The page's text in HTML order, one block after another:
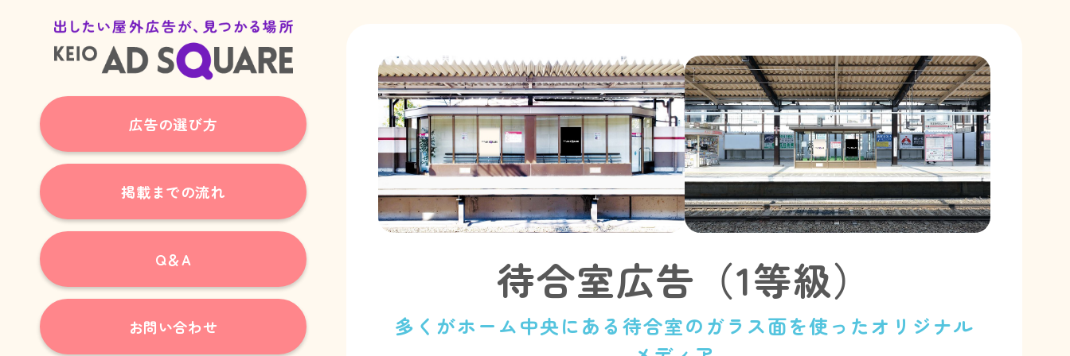
広告の選び方
掲載までの流れ
Q＆A
お問い合わせ
待合室広告（1等級）
多くがホーム中央にある待合室のガラス面を使ったオリジナル